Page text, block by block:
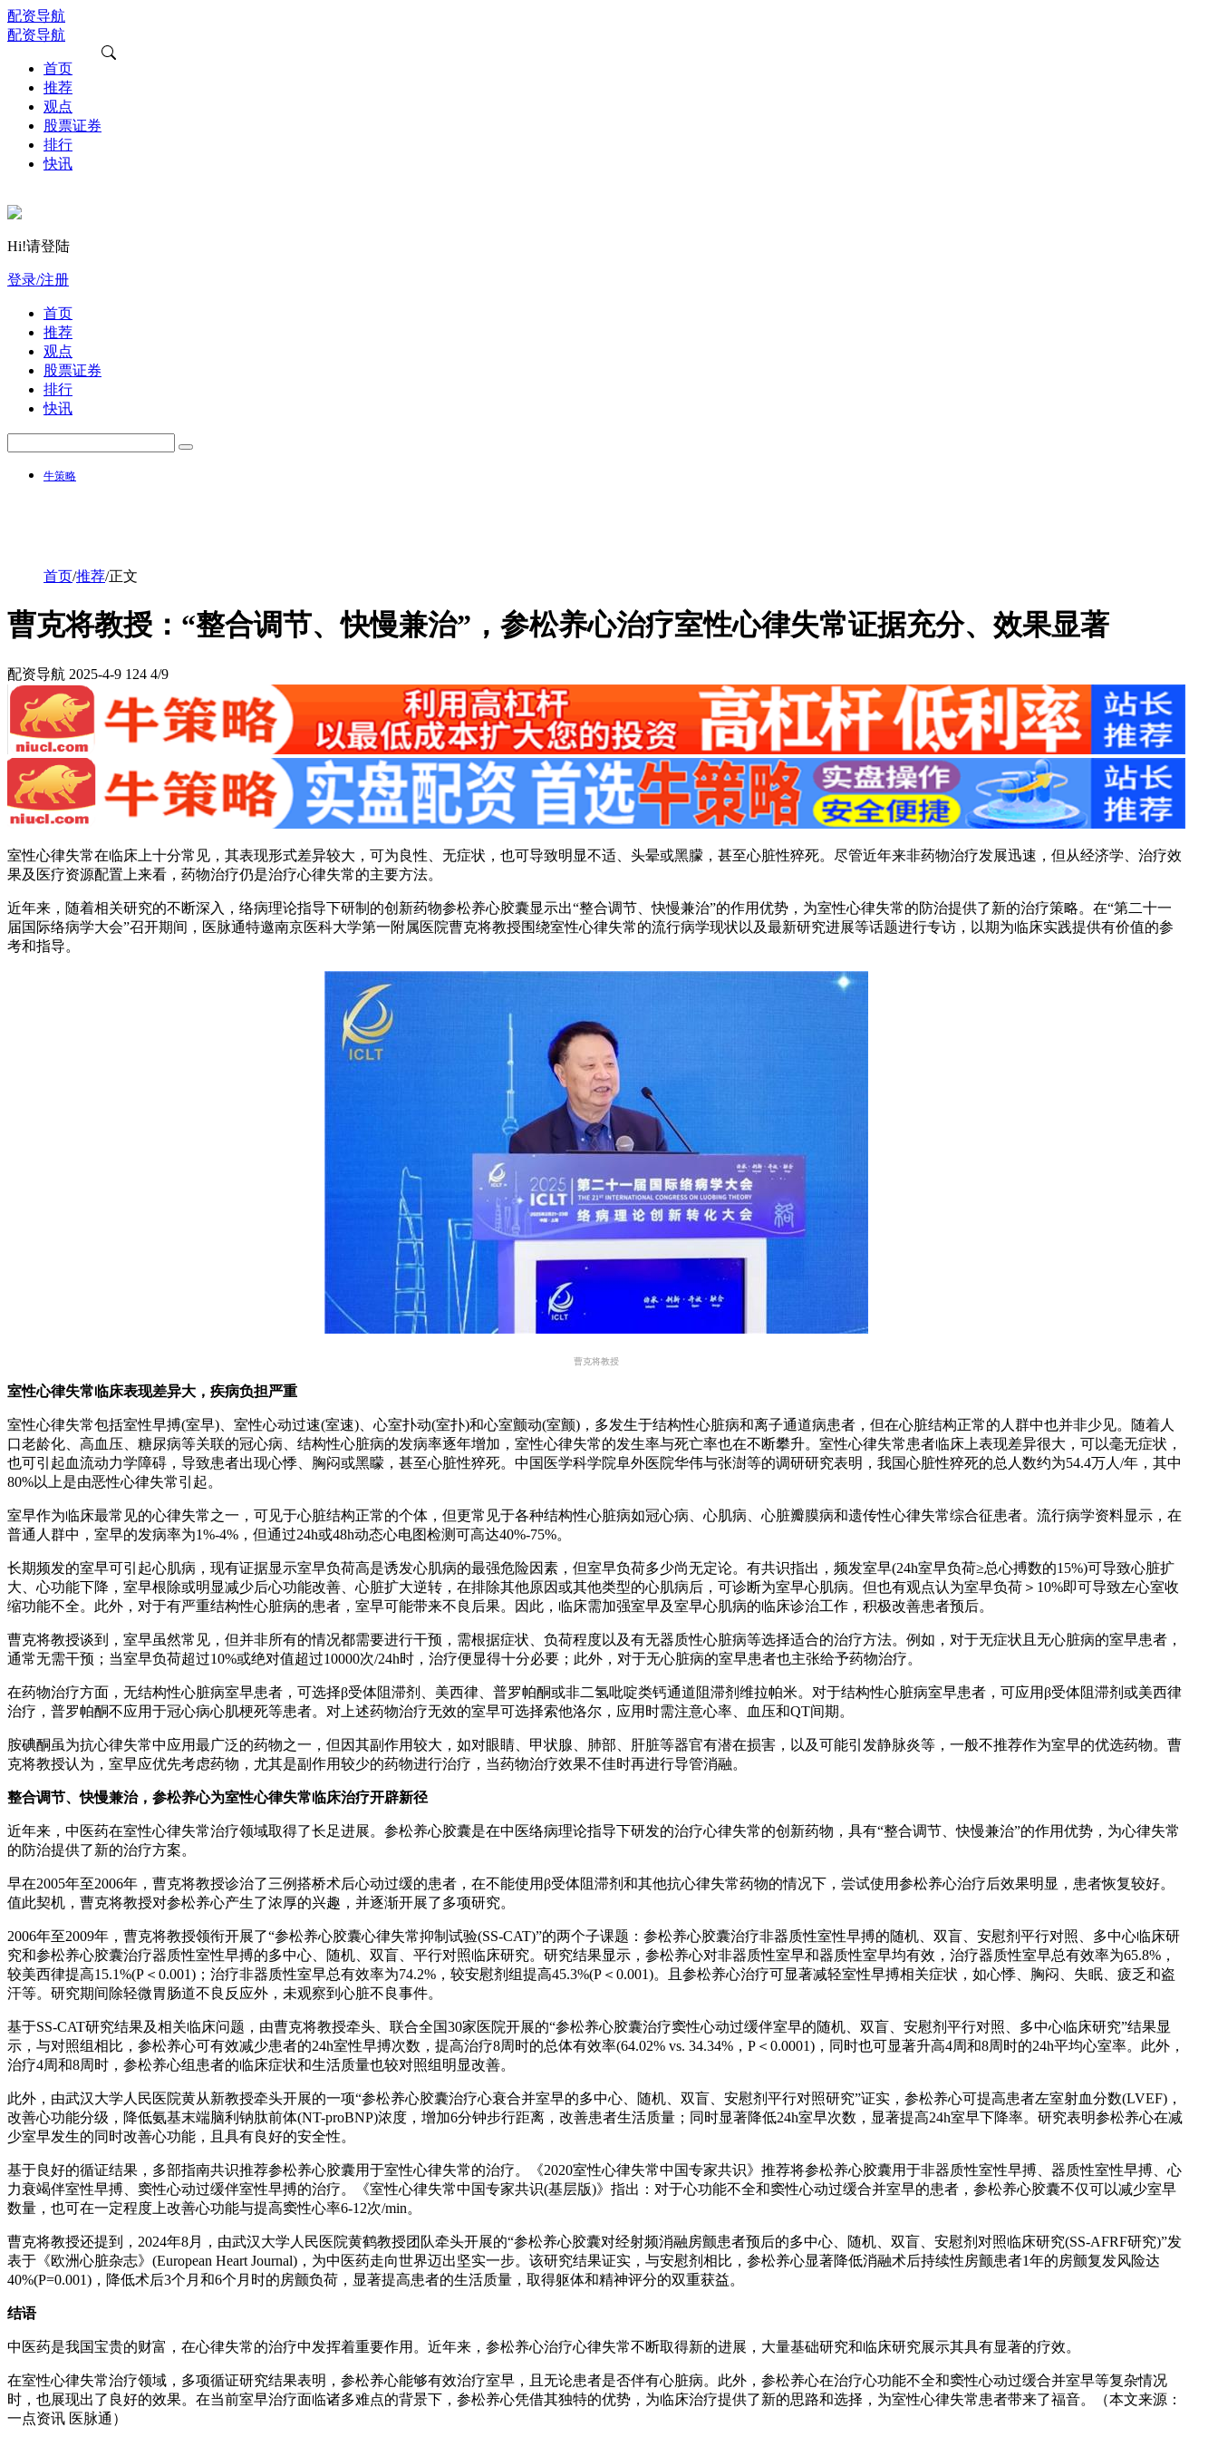
配资导航
配资导航
首页
推荐
观点
股票证券
排行
快讯
Hi!请登陆
登录/注册
首页
推荐
观点
股票证券
排行
快讯
牛策略
首页/推荐/正文
曹克将教授：“整合调节、快慢兼治”，参松养心治疗室性心律失常证据充分、效果显著
配资导航 2025-4-9 124 4/9
室性心律失常在临床上十分常见，其表现形式差异较大，可为良性、无症状，也可导致明显不适、头晕或黑朦，甚至心脏性猝死。尽管近年来非药物治疗发展迅速，但从经济学、治疗效
果及医疗资源配置上来看，药物治疗仍是治疗心律失常的主要方法。
近年来，随着相关研究的不断深入，络病理论指导下研制的创新药物参松养心胶囊显示出“整合调节、快慢兼治”的作用优势，为室性心律失常的防治提供了新的治疗策略。在“第二十一
届国际络病学大会”召开期间，医脉通特邀南京医科大学第一附属医院曹克将教授围绕室性心律失常的流行病学现状以及最新研究进展等话题进行专访，以期为临床实践提供有价值的参
考和指导。
曹克将教授
室性心律失常临床表现差异大，疾病负担严重
室性心律失常包括室性早搏(室早)、室性心动过速(室速)、心室扑动(室扑)和心室颤动(室颤)，多发生于结构性心脏病和离子通道病患者，但在心脏结构正常的人群中也并非少见。随着人
口老龄化、高血压、糖尿病等关联的冠心病、结构性心脏病的发病率逐年增加，室性心律失常的发生率与死亡率也在不断攀升。室性心律失常患者临床上表现差异很大，可以毫无症状，
也可引起血流动力学障碍，导致患者出现心悸、胸闷或黑矇，甚至心脏性猝死。中国医学科学院阜外医院华伟与张澍等的调研研究表明，我国心脏性猝死的总人数约为54.4万人/年，其中
80%以上是由恶性心律失常引起。
室早作为临床最常见的心律失常之一，可见于心脏结构正常的个体，但更常见于各种结构性心脏病如冠心病、心肌病、心脏瓣膜病和遗传性心律失常综合征患者。流行病学资料显示，在
普通人群中，室早的发病率为1%-4%，但通过24h或48h动态心电图检测可高达40%-75%。
长期频发的室早可引起心肌病，现有证据显示室早负荷高是诱发心肌病的最强危险因素，但室早负荷多少尚无定论。有共识指出，频发室早(24h室早负荷≥总心搏数的15%)可导致心脏扩
大、心功能下降，室早根除或明显减少后心功能改善、心脏扩大逆转，在排除其他原因或其他类型的心肌病后，可诊断为室早心肌病。但也有观点认为室早负荷＞10%即可导致左心室收
缩功能不全。此外，对于有严重结构性心脏病的患者，室早可能带来不良后果。因此，临床需加强室早及室早心肌病的临床诊治工作，积极改善患者预后。
曹克将教授谈到，室早虽然常见，但并非所有的情况都需要进行干预，需根据症状、负荷程度以及有无器质性心脏病等选择适合的治疗方法。例如，对于无症状且无心脏病的室早患者，
通常无需干预；当室早负荷超过10%或绝对值超过10000次/24h时，治疗便显得十分必要；此外，对于无心脏病的室早患者也主张给予药物治疗。
在药物治疗方面，无结构性心脏病室早患者，可选择β受体阻滞剂、美西律、普罗帕酮或非二氢吡啶类钙通道阻滞剂维拉帕米。对于结构性心脏病室早患者，可应用β受体阻滞剂或美西律
治疗，普罗帕酮不应用于冠心病心肌梗死等患者。对上述药物治疗无效的室早可选择索他洛尔，应用时需注意心率、血压和QT间期。
胺碘酮虽为抗心律失常中应用最广泛的药物之一，但因其副作用较大，如对眼睛、甲状腺、肺部、肝脏等器官有潜在损害，以及可能引发静脉炎等，一般不推荐作为室早的优选药物。曹
克将教授认为，室早应优先考虑药物，尤其是副作用较少的药物进行治疗，当药物治疗效果不佳时再进行导管消融。
整合调节、快慢兼治，参松养心为室性心律失常临床治疗开辟新径
近年来，中医药在室性心律失常治疗领域取得了长足进展。参松养心胶囊是在中医络病理论指导下研发的治疗心律失常的创新药物，具有“整合调节、快慢兼治”的作用优势，为心律失常
的防治提供了新的治疗方案。
早在2005年至2006年，曹克将教授诊治了三例搭桥术后心动过缓的患者，在不能使用β受体阻滞剂和其他抗心律失常药物的情况下，尝试使用参松养心治疗后效果明显，患者恢复较好。
值此契机，曹克将教授对参松养心产生了浓厚的兴趣，并逐渐开展了多项研究。
2006年至2009年，曹克将教授领衔开展了“参松养心胶囊心律失常抑制试验(SS-CAT)”的两个子课题：参松养心胶囊治疗非器质性室性早搏的随机、双盲、安慰剂平行对照、多中心临床研
究和参松养心胶囊治疗器质性室性早搏的多中心、随机、双盲、平行对照临床研究。研究结果显示，参松养心对非器质性室早和器质性室早均有效，治疗器质性室早总有效率为65.8%，
较美西律提高15.1%(P＜0.001)；治疗非器质性室早总有效率为74.2%，较安慰剂组提高45.3%(P＜0.001)。且参松养心治疗可显著减轻室性早搏相关症状，如心悸、胸闷、失眠、疲乏和盗
汗等。研究期间除轻微胃肠道不良反应外，未观察到心脏不良事件。
基于SS-CAT研究结果及相关临床问题，由曹克将教授牵头、联合全国30家医院开展的“参松养心胶囊治疗窦性心动过缓伴室早的随机、双盲、安慰剂平行对照、多中心临床研究”结果显
示，与对照组相比，参松养心可有效减少患者的24h室性早搏次数，提高治疗8周时的总体有效率(64.02% vs. 34.34%，P＜0.0001)，同时也可显著升高4周和8周时的24h平均心室率。此外，
治疗4周和8周时，参松养心组患者的临床症状和生活质量也较对照组明显改善。
此外，由武汉大学人民医院黄从新教授牵头开展的一项“参松养心胶囊治疗心衰合并室早的多中心、随机、双盲、安慰剂平行对照研究”证实，参松养心可提高患者左室射血分数(LVEF)，
改善心功能分级，降低氨基末端脑利钠肽前体(NT-proBNP)浓度，增加6分钟步行距离，改善患者生活质量；同时显著降低24h室早次数，显著提高24h室早下降率。研究表明参松养心在减
少室早发生的同时改善心功能，且具有良好的安全性。
基于良好的循证结果，多部指南共识推荐参松养心胶囊用于室性心律失常的治疗。《2020室性心律失常中国专家共识》推荐将参松养心胶囊用于非器质性室性早搏、器质性室性早搏、心
力衰竭伴室性早搏、窦性心动过缓伴室性早搏的治疗。《室性心律失常中国专家共识(基层版)》指出：对于心功能不全和窦性心动过缓合并室早的患者，参松养心胶囊不仅可以减少室早
数量，也可在一定程度上改善心功能与提高窦性心率6-12次/min。
曹克将教授还提到，2024年8月，由武汉大学人民医院黄鹤教授团队牵头开展的“参松养心胶囊对经射频消融房颤患者预后的多中心、随机、双盲、安慰剂对照临床研究(SS-AFRF研究)”发
表于《欧洲心脏杂志》(European Heart Journal)，为中医药走向世界迈出坚实一步。该研究结果证实，与安慰剂相比，参松养心显著降低消融术后持续性房颤患者1年的房颤复发风险达
40%(P=0.001)，降低术后3个月和6个月时的房颤负荷，显著提高患者的生活质量，取得躯体和精神评分的双重获益。
结语
中医药是我国宝贵的财富，在心律失常的治疗中发挥着重要作用。近年来，参松养心治疗心律失常不断取得新的进展，大量基础研究和临床研究展示其具有显著的疗效。
在室性心律失常治疗领域，多项循证研究结果表明，参松养心能够有效治疗室早，且无论患者是否伴有心脏病。此外，参松养心在治疗心功能不全和窦性心动过缓合并室早等复杂情况
时，也展现出了良好的效果。在当前室早治疗面临诸多难点的背景下，参松养心凭借其独特的优势，为临床治疗提供了新的思路和选择，为室性心律失常患者带来了福音。（本文来源：
一点资讯 医脉通）